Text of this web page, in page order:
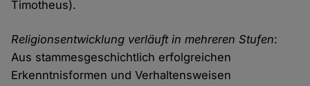
Timotheus).
Religionsentwicklung verläuft in mehreren Stufen:
Aus stammesgeschichtlich erfolgreichen
Erkenntnisformen und Verhaltensweisen